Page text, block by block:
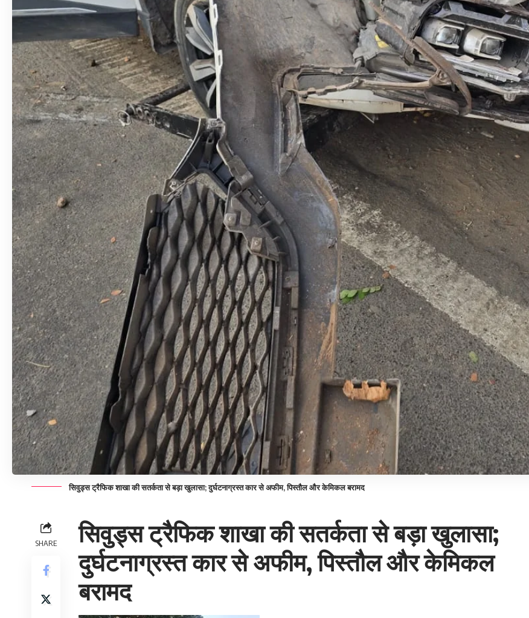
सिवुड्स ट्रैफिक शाखा की सतर्कता से बड़ा खुलासा; दुर्घटनाग्रस्त कार से अफीम, पिस्तौल और केमिकल बरामद
SHARE
सिवुड्स ट्रैफिक शाखा की सतर्कता से बड़ा खुलासा;
दुर्घटनाग्रस्त कार से अफीम, पिस्तौल और केमिकल
बरामद